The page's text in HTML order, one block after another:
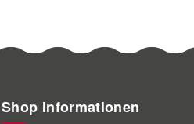
Shop Informationen